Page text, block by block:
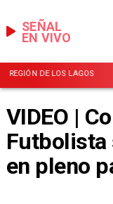
EN VIVO
SEÑAL
REGIÓN DE LOS LAGOS
VIDEO |
Futbolista
en pleno